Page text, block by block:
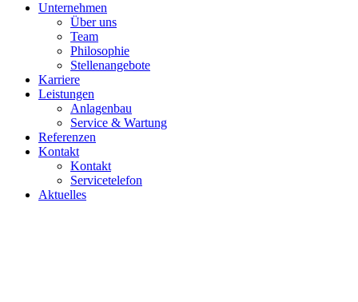
Unternehmen
Über uns
Team
Philosophie
Stellenangebote
Karriere
Leistungen
Anlagenbau
Service & Wartung
Referenzen
Kontakt
Kontakt
Servicetelefon
Aktuelles